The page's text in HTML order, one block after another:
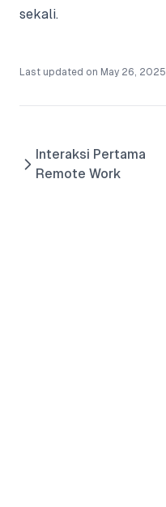
sekali.
Last updated on May 26, 2025
Interaksi Pertama
Remote Work